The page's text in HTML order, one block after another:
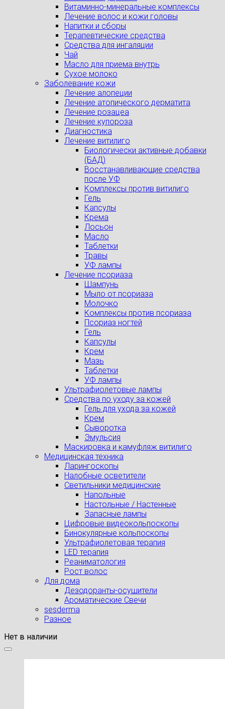
Витаминно-минеральные комплексы
Лечение волос и кожи головы
Напитки и сборы
Терапевтические средства
Средства для ингаляции
Чай
Масло для приема внутрь
Сухое молоко
Заболевание кожи
Лечение алопеции
Лечение атопического дерматита
Лечение розацеа
Лечение купороза
Диагностика
Лечение витилиго
Биологически активные добавки
(БАД)
Восстанавливающие средства
после УФ
Комплексы против витилиго
Гель
Капсулы
Крема
Лосьон
Масло
Таблетки
Травы
УФ лампы
Лечение псориаза
Шампунь
Мыло от псориаза
Молочко
Комплексы против псориаза
Псориаз ногтей
Гель
Капсулы
Крем
Мазь
Таблетки
УФ лампы
Ультрафиолетовые лампы
Средства по уходу за кожей
Гель для ухода за кожей
Крем
Сыворотка
Эмульсия
Маскировка и камуфляж витилиго
Медицинская техника
Ларингоскопы
Налобные осветители
Светильники медицинские
Напольные
Настольные / Настенные
Запасные лампы
Цифровые видеокольпоскопы
Бинокулярные кольпоскопы
Ультрафиолетовая терапия
LED терапия
Реаниматология
Рост волос
Для дома
Дезодоранты-осушители
Ароматические Свечи
sesderma
Разное
Нет в наличии